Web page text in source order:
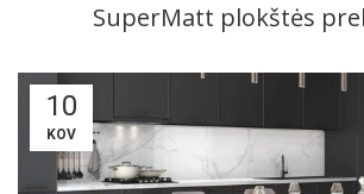
SuperMatt plokštės
10
KOV